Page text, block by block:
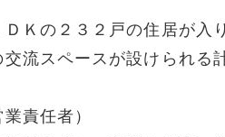
Ｋの２３２戸の住居が入
流スペースが設けられる
責任者）